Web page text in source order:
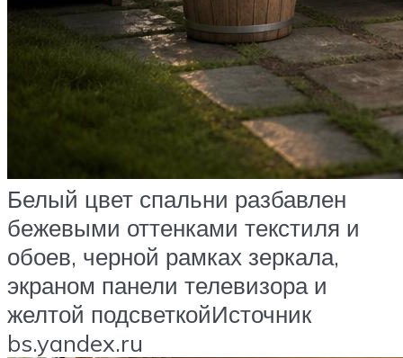
Белый цвет спальни разбавлен
бежевыми оттенками текстиля и
обоев, черной рамках зеркала,
экраном панели телевизора и
желтой подсветкойИсточник
bs.yandex.ru